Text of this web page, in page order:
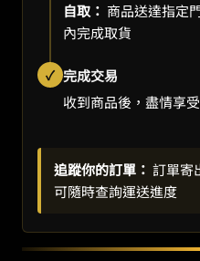
自取： 商品送達指定
內完成取貨
✓ 完成交易
收到商品後，盡情享
追蹤你的訂單： 訂單寄
可隨時查詢運送進度